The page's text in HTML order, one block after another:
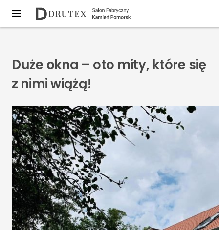
Duże okna – oto mity, które się
z nimi wiążą!